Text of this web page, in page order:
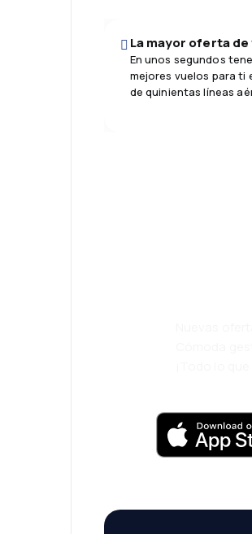
La mayor oferta
En unos segundos
mejores vuelos para ti
de quinientas líneas